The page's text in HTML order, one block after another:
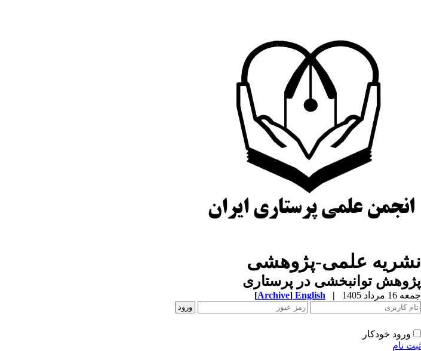
نشریه علمی-پژوهشی
پژوهش توانبخشی در پرستاری
جمعه 16 مرداد 1405 |
English
[Archive]
ورود خودکار
ثبت نام